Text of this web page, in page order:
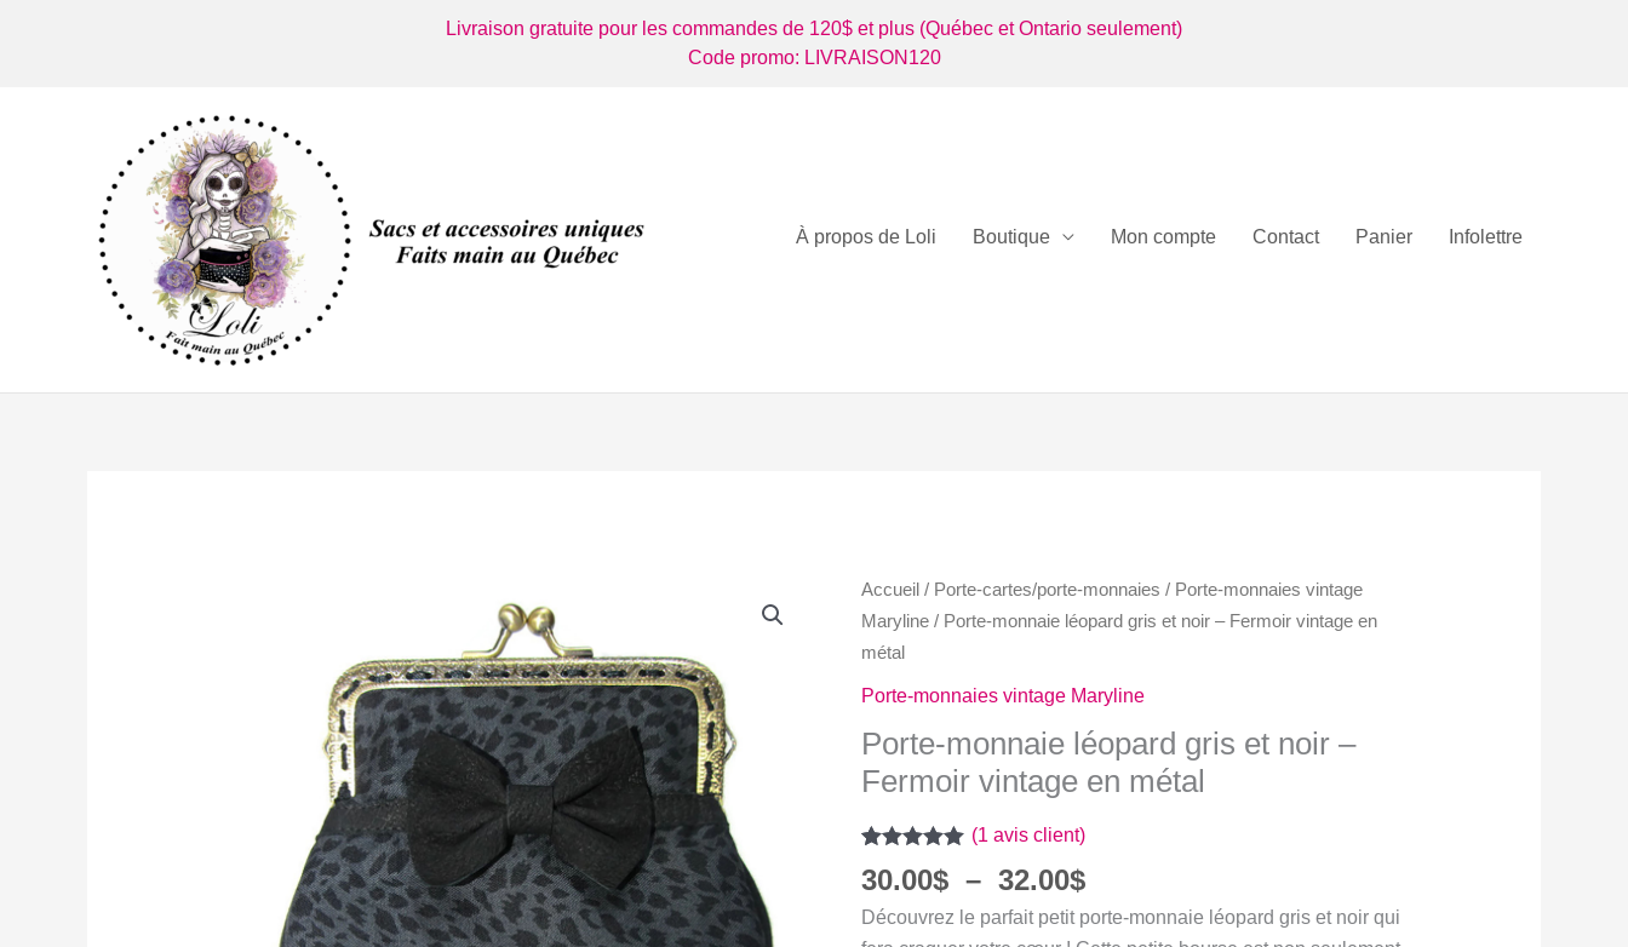
Livraison gratuite pour les commandes de 120$ et plus (Québec et Ontario seulement)
Code promo: LIVRAISON120
À propos de Loli Boutique Mon compte Contact Panier Infolettre
Accueil / Porte-cartes/porte-monnaies / Porte-monnaies vintage
Maryline / Porte-monnaie léopard gris et noir – Fermoir vintage en
métal
Porte-monnaies vintage Maryline
Porte-monnaie léopard gris et noir –
Fermoir vintage en métal
sur 5 basé
client
(1 avis client)
30.00$ – 32.00$Plage
de
Découvrez le parfait petit porte-monnaie léopard gris et noir qui